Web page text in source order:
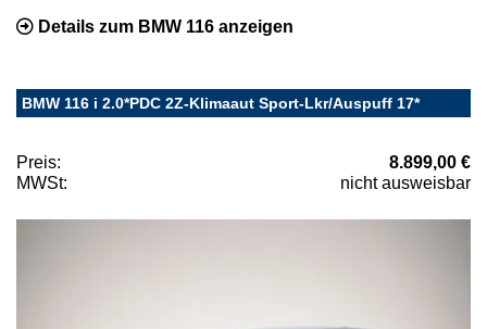
Details zum BMW 116 anzeigen
BMW 116 i 2.0*PDC 2Z-Klimaaut Sport-Lkr/Auspuff 17*
Preis:
8.899,00 €
MWSt:
nicht ausweisbar